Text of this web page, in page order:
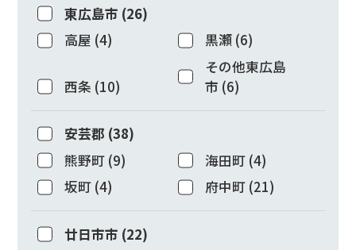
東広島市 (26)
高屋 (4) 黒瀬 (6)
西条 (10)
その他東広島
市 (6)
安芸郡 (38)
熊野町 (9) 海田町 (4)
坂町 (4) 府中町 (21)
廿日市市 (22)